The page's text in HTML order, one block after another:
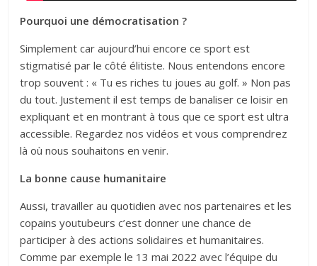
Pourquoi une démocratisation ?
Simplement car aujourd’hui encore ce sport est
stigmatisé par le côté élitiste. Nous entendons encore
trop souvent : « Tu es riches tu joues au golf. » Non pas
du tout. Justement il est temps de banaliser ce loisir en
expliquant et en montrant à tous que ce sport est ultra
accessible. Regardez nos vidéos et vous comprendrez
là où nous souhaitons en venir.
La bonne cause humanitaire
Aussi, travailler au quotidien avec nos partenaires et les
copains youtubeurs c’est donner une chance de
participer à des actions solidaires et humanitaires.
Comme par exemple le 13 mai 2022 avec l’équipe du